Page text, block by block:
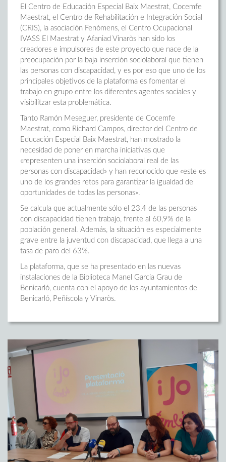
El Centro de Educación Especial Baix Maestrat, Cocemfe
Maestrat, el Centro de Rehabilitación e Integración Social
(CRIS), la asociación Fenòmens, el Centro Ocupacional
IVASS El Maestrat y Afaniad Vinaròs han sido los
creadores e impulsores de este proyecto que nace de la
preocupación por la baja inserción sociolaboral que tienen
las personas con discapacidad, y es por eso que uno de los
principales objetivos de la plataforma es fomentar el
trabajo en grupo entre los diferentes agentes sociales y
visibilitzar esta problemática.
Tanto Ramón Meseguer, presidente de Cocemfe
Maestrat, como Richard Campos, director del Centro de
Educación Especial Baix Maestrat, han mostrado la
necesidad de poner en marcha iniciativas que
«representen una inserción sociolaboral real de las
personas con discapacidad» y han reconocido que «este es
uno de los grandes retos para garantizar la igualdad de
oportunidades de todas las personas».
Se calcula que actualmente sólo el 23,4 de las personas
con discapacidad tienen trabajo, frente al 60,9% de la
población general. Además, la situación es especialmente
grave entre la juventud con discapacidad, que llega a una
tasa de paro del 63%.
La plataforma, que se ha presentado en las nuevas
instalaciones de la Biblioteca Manel Garcia Grau de
Benicarló, cuenta con el apoyo de los ayuntamientos de
Benicarló, Peñíscola y Vinaròs.